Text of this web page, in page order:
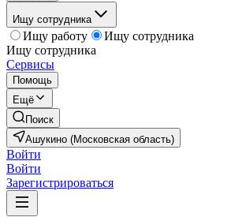
Ищу сотрудника
Ищу работу
Ищу сотрудника
Ищу сотрудника
Сервисы
Помощь
Ещё
Поиск
Ашукино (Московская область)
Войти
Войти
Зарегистрироваться